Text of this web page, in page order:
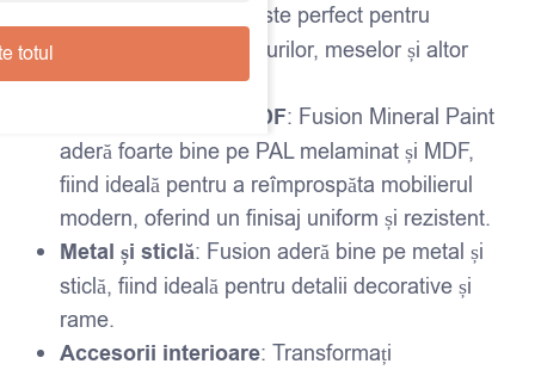
: Este perfect pentru
recondiționarea dulapurilor, meselor și altor
piese de mobilier.
PAL melaminat și MDF: Fusion Mineral Paint
aderă foarte bine pe PAL melaminat și MDF,
fiind ideală pentru a reîmprospăta mobilierul
modern, oferind un finisaj uniform și rezistent.
Metal și sticlă: Fusion aderă bine pe metal și
sticlă, fiind ideală pentru detalii decorative și
rame.
Accesorii interioare: Transformați
totul